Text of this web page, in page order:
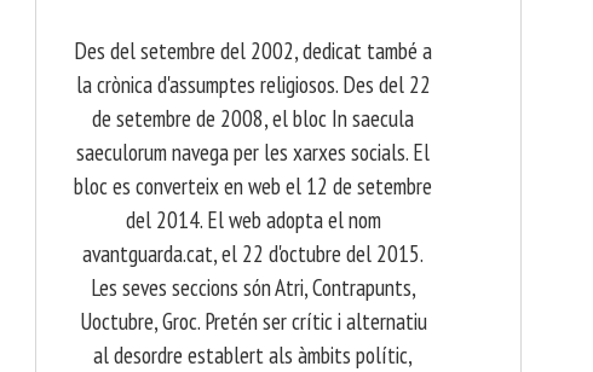
​ Des del setembre del 2002, dedicat també a
la crònica d'assumptes religiosos. Des del 22
de setembre de 2008, el bloc In saecula
saeculorum navega per les xarxes socials. El
bloc es converteix en web el 12 de setembre
del 2014. El web adopta el nom
avantguarda.cat, el 22 d'octubre del 2015.
Les seves seccions són Atri, Contrapunts,
Uoctubre, Groc. Pretén ser crític i alternatiu
al desordre establert als àmbits polític,